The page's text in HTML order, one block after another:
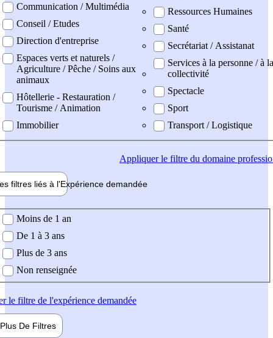
Communication / Multimédia
Conseil / Etudes
Direction d'entreprise
Espaces verts et naturels /
Agriculture / Pêche / Soins aux
animaux
Hôtellerie - Restauration /
Tourisme / Animation
Immobilier
Ressources Humaines
Santé
Secrétariat / Assistanat
Services à la personne / à la
collectivité
Spectacle
Sport
Transport / Logistique
Appliquerle filtre du domaine
filtres liés à l'Expérience demandée
demandée
Moins de 1 an
De 1 à 3 ans
Plus de 3 ans
Non renseignée
le filtre de l'expérience demandée
Plus De Filtres